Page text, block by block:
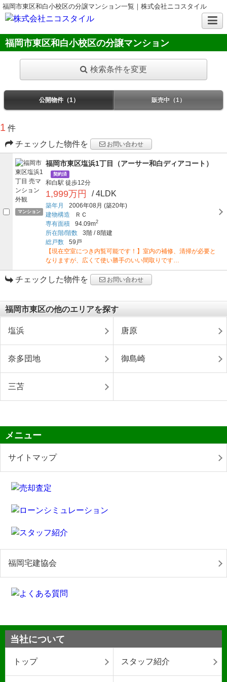
福岡市東区和白小校区の分譲マンション一覧｜株式会社ニコスタイル
福岡市東区和白小校区の分譲マンション
検索条件を変更
公開物件（1） 販売中（1）
1 件
チェックした物件を
お問い合わせ
マンション
福岡市東区塩浜1丁目（アーサー和白ディアコート）
契約済
和白駅 徒歩12分
1,999万円 / 4LDK
築年月 2006年08月 (築20年)
建物構造
ＲＣ
専有面積
94.09m2
所在階/階数 3階 /8階建
総戸数
59戸
【現在空室につき内覧可能です！】室内の補修、清掃が必要と
なりますが、広くて使い勝手のいい間取りです…
チェックした物件を お問い合わせ
福岡市東区の他のエリアを探す
塩浜 唐原
奈多団地 御島崎
三苫
メニュー
サイトマップ
福岡宅建協会
当社について
トップ スタッフ紹介